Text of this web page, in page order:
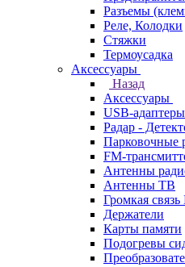
Разъемы
Реле, Колодки
Стяжки
Термоусадка
Аксессуары
Назад
Аксессуары
USB-
Радар -
Парковочные
FM-
Антенны
Антенны ТВ
Громкая
Держатели
Карты памяти
Подогревы